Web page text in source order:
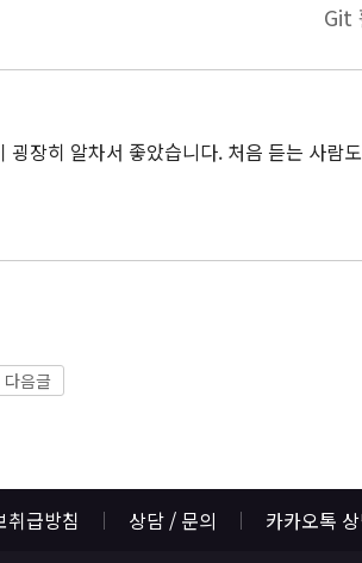
Git
굉장히 알차서 좋았습니다. 처음 듣는 사람
다음글
취급방침 상담 / 문의 카카오톡